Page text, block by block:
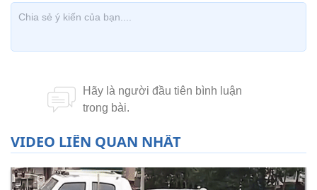
VIDEO LIÊN QUAN NHẤT